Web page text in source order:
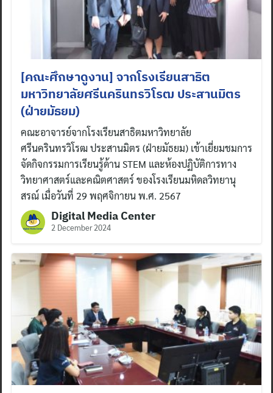
[คณะศึกษาดูงาน] จากโรงเรียนสาธิต
มหาวิทยาลัยศรีนครินทรวิโรฒ ประสานมิตร
(ฝ่ายมัธยม)
คณะอาจารย์จากโรงเรียนสาธิตมหาวิทยาลัย
ศรีนครินทรวิโรฒ ประสานมิตร (ฝ่ายมัธยม) เข้าเยี่ยมชมการ
จัดกิจกรรมการเรียนรู้ด้าน STEM และห้องปฏิบัติการทาง
วิทยาศาสตร์และคณิตศาสตร์ ของโรงเรียนมหิดลวิทยานุ
สรณ์ เมื่อวันที่ 29 พฤศจิกายน พ.ศ. 2567
Digital Media Center
2 December 2024